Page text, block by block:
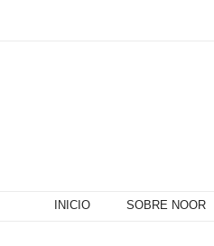
INICIO SOBRE NOOR